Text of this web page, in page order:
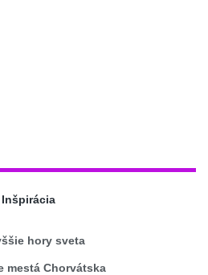
Inšpirácia
hory sveta
mestá Chorvátska